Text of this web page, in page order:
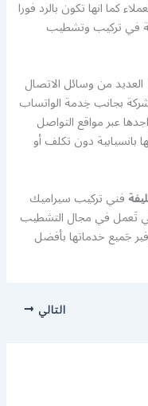
كما انها تكون بالرد فورا
في تركيب وتشطيب
العديد من وسائل الاتصال
بجانب خِدمة الواتساب
عبر مواقع التواصل
بانسيابية دون تكلف أو
فني تركيب سيراميك
تَعمل في مجال التشطيب
جَميع خدماتها بأفضل
التالي